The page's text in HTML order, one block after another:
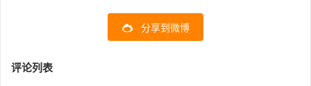
分享到微博
评论列表